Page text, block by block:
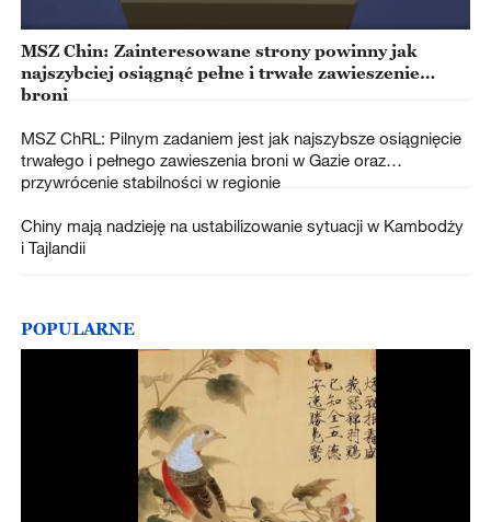
MSZ Chin: Zainteresowane strony powinny jak
najszybciej osiągnąć pełne i trwałe zawieszenie
broni
MSZ ChRL: Pilnym zadaniem jest jak najszybsze osiągnięcie
trwałego i pełnego zawieszenia broni w Gazie oraz
przywrócenie stabilności w regionie
Chiny mają nadzieję na ustabilizowanie sytuacji w Kambodży
i Tajlandii
POPULARNE